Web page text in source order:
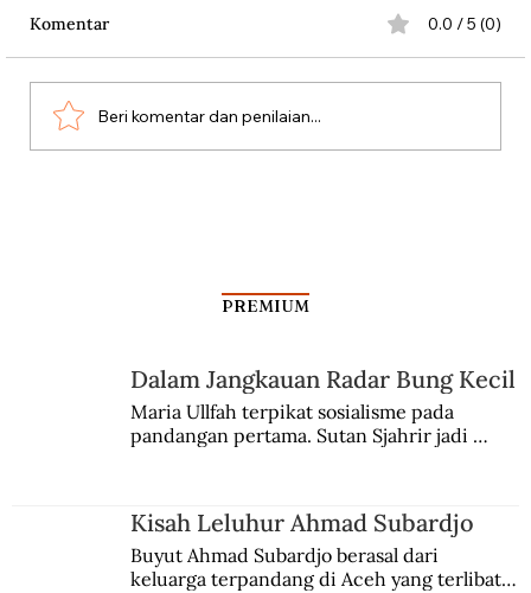
Komentar 0.0 / 5 (0)
Beri komentar dan penilaian...
PREMIUM
Dalam Jangkauan Radar Bung Kecil
Maria Ullfah terpikat sosialisme pada
pandangan pertama. Sutan Sjahrir jadi
Kisah Leluhur Ahmad Subardjo
Buyut Ahmad Subardjo berasal dari
keluarga terpandang di Aceh yang terlibat